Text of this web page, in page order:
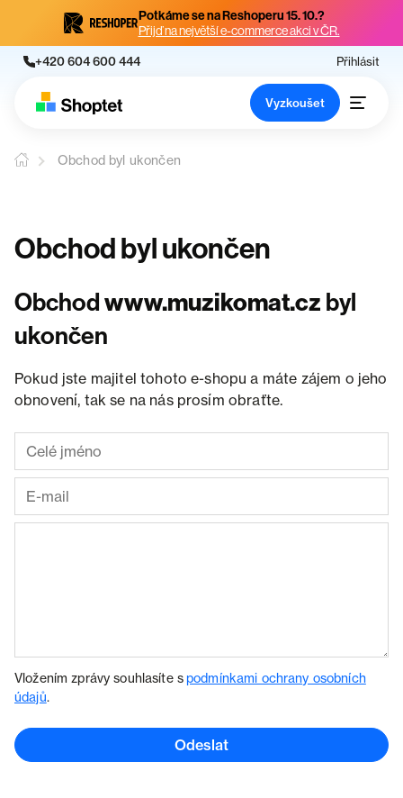
Potkáme se na Reshoperu 15. 10.?
Přijď na největší e-commerce akci v ČR.
+420 604 600 444 Přihlásit
Vyzkoušet
Obchod byl ukončen
Obchod byl ukončen
Obchodwww.muzikomat.cz byl
ukončen
Pokud jste majitel tohoto e-shopu a máte zájem o jeho
obnovení, tak se na nás prosím obraťte.
Vložením zprávy souhlasíte spodmínkami ochrany osobních
údajů.
Odeslat